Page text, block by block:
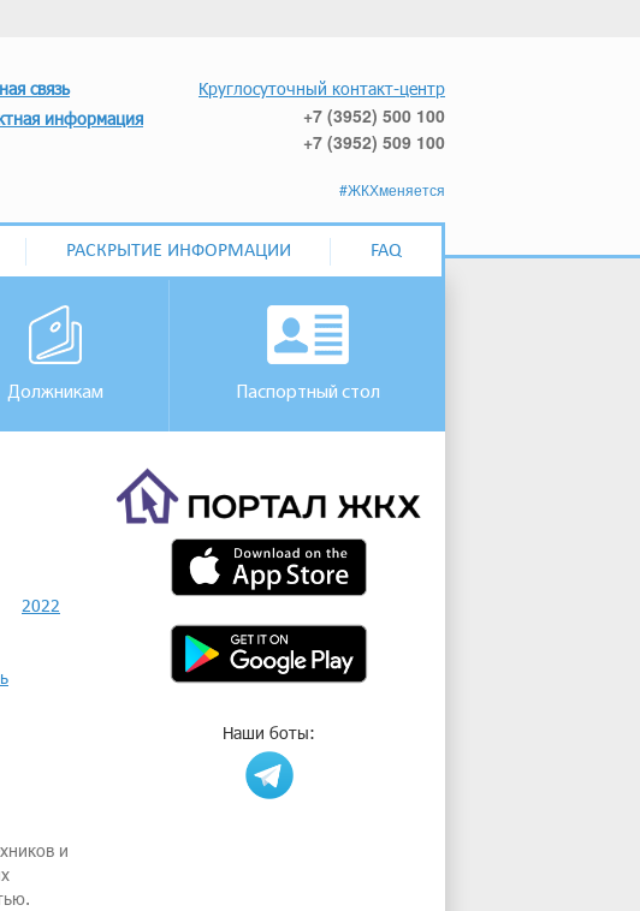
связь
информация
Круглосуточный контакт-центр
+7 (3952) 500 100
+7 (3952) 509 100
#ЖКХменяется
РАСКРЫТИЕ ИНФОРМАЦИИ FAQ
Должникам Паспортный стол
Наши боты:
2022
и